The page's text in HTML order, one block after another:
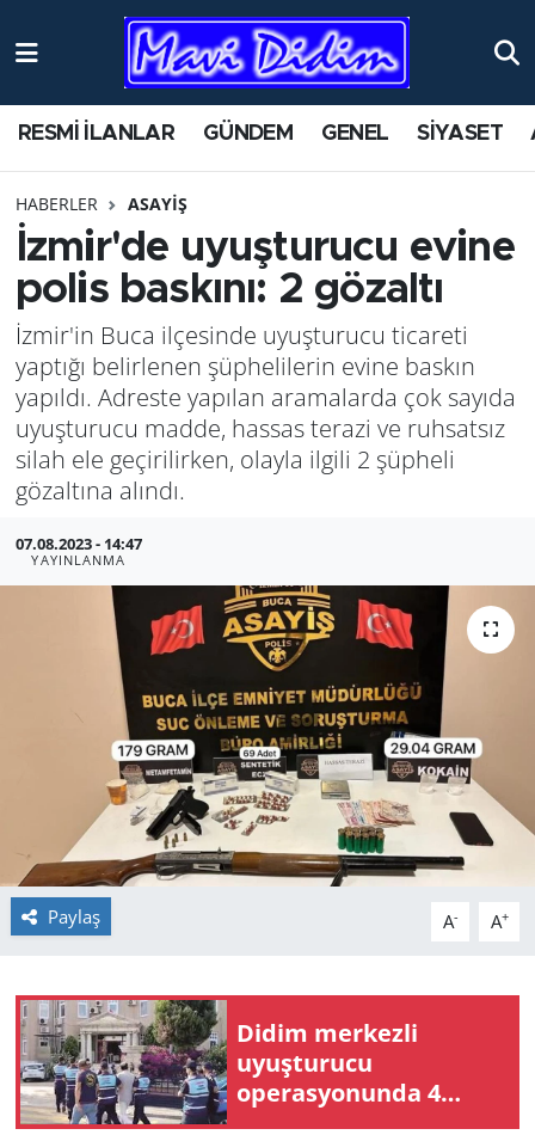
RESMİ İLANLAR GÜNDEM GENEL SİYASET
HABERLER ASAYİŞ
İzmir'de uyuşturucu evine
polis baskını: 2 gözaltı
İzmir'in Buca ilçesinde uyuşturucu ticareti
yaptığı belirlenen şüphelilerin evine baskın
yapıldı. Adreste yapılan aramalarda çok sayıda
uyuşturucu madde, hassas terazi ve ruhsatsız
silah ele geçirilirken, olayla ilgili 2 şüpheli
gözaltına alındı.
07.08.2023 - 14:47
YAYINLANMA
Paylaş A- A+
Didim merkezli
uyuşturucu
operasyonunda 4
tutuklama
ANTİK YERLER
AYDIN
BİLİM VE TEKNOLOJİ
ÇEVRE
EĞİTİM
EKONOMİ
HABERDE İNSAN
KÜLTÜR SANAT
MAGAZİN
POLİTİKA
RESMİ İLANLAR
SAĞLIK
SİYASET
SPOR
Yerel
Nöbetçi Eczaneler
Namaz Vakitleri
Trafik Durumu
Süper Lig Puan Durumu ve Fikstür
Tüm Manşetler
Son Dakika Haberleri